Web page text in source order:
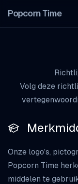
Popcorn Time
Volg deze
Onze logo's,
Popcorn Time
middelen te